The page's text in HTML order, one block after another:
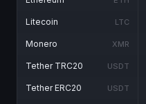
Litecoin LTC
Monero XMR
Tether TRC20 USDT
Tether ERC20 USDT